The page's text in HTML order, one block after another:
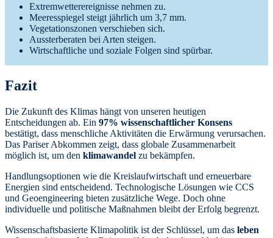
Extremwetterereignisse nehmen zu.
Meeresspiegel steigt jährlich um 3,7 mm.
Vegetationszonen verschieben sich.
Aussterberaten bei Arten steigen.
Wirtschaftliche und soziale Folgen sind spürbar.
Fazit
Die Zukunft des Klimas hängt von unseren heutigen
Entscheidungen ab. Ein 97% wissenschaftlicher Konsens
bestätigt, dass menschliche Aktivitäten die Erwärmung verursachen.
Das Pariser Abkommen zeigt, dass globale Zusammenarbeit
möglich ist, um den klimawandel zu bekämpfen.
Handlungsoptionen wie die Kreislaufwirtschaft und erneuerbare
Energien sind entscheidend. Technologische Lösungen wie CCS
und Geoengineering bieten zusätzliche Wege. Doch ohne
individuelle und politische Maßnahmen bleibt der Erfolg begrenzt.
Wissenschaftsbasierte Klimapolitik ist der Schlüssel, um das leben